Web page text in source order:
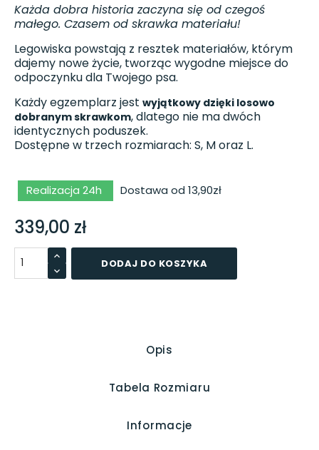
Każda dobra historia zaczyna się od czegoś
małego. Czasem od skrawka materiału!
Legowiska powstają z resztek materiałów, którym
dajemy nowe życie, tworząc wygodne miejsce do
odpoczynku dla Twojego psa.
Każdy egzemplarz jest wyjątkowy dzięki losowo
dobranym skrawkom, dlatego nie ma dwóch
identycznych poduszek.
Dostępne w trzech rozmiarach: S, M oraz L.
Realizacja 24h Dostawa od 13,90zł
339,00 zł
DODAJ DO KOSZYKA
Opis
Tabela Rozmiaru
Informacje